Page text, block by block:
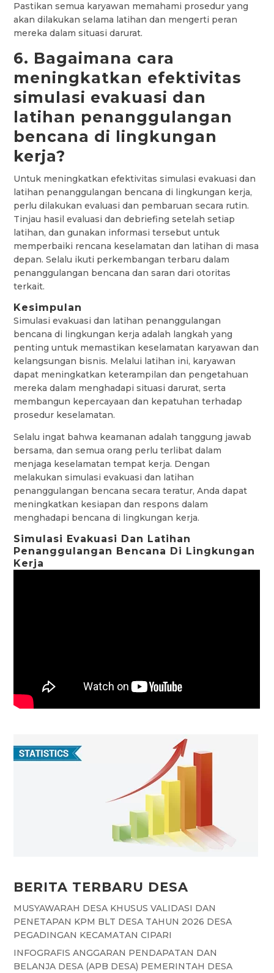
Pastikan semua karyawan memahami prosedur yang
akan dilakukan selama latihan dan mengerti peran
mereka dalam situasi darurat.
6. Bagaimana cara
meningkatkan efektivitas
simulasi evakuasi dan
latihan penanggulangan
bencana di lingkungan
kerja?
Untuk meningkatkan efektivitas simulasi evakuasi dan
latihan penanggulangan bencana di lingkungan kerja,
perlu dilakukan evaluasi dan pembaruan secara rutin.
Tinjau hasil evaluasi dan debriefing setelah setiap
latihan, dan gunakan informasi tersebut untuk
memperbaiki rencana keselamatan dan latihan di masa
depan. Selalu ikuti perkembangan terbaru dalam
penanggulangan bencana dan saran dari otoritas
terkait.
Kesimpulan
Simulasi evakuasi dan latihan penanggulangan
bencana di lingkungan kerja adalah langkah yang
penting untuk memastikan keselamatan karyawan dan
kelangsungan bisnis. Melalui latihan ini, karyawan
dapat meningkatkan keterampilan dan pengetahuan
mereka dalam menghadapi situasi darurat, serta
membangun kepercayaan dan kepatuhan terhadap
prosedur keselamatan.
Selalu ingat bahwa keamanan adalah tanggung jawab
bersama, dan semua orang perlu terlibat dalam
menjaga keselamatan tempat kerja. Dengan
melakukan simulasi evakuasi dan latihan
penanggulangan bencana secara teratur, Anda dapat
meningkatkan kesiapan dan respons dalam
menghadapi bencana di lingkungan kerja.
Simulasi Evakuasi Dan Latihan
Penanggulangan Bencana Di Lingkungan
Kerja
BERITA TERBARU DESA
MUSYAWARAH DESA KHUSUS VALIDASI DAN
PENETAPAN KPM BLT DESA TAHUN 2026 DESA
PEGADINGAN KECAMATAN CIPARI
INFOGRAFIS ANGGARAN PENDAPATAN DAN
BELANJA DESA (APB DESA) PEMERINTAH DESA